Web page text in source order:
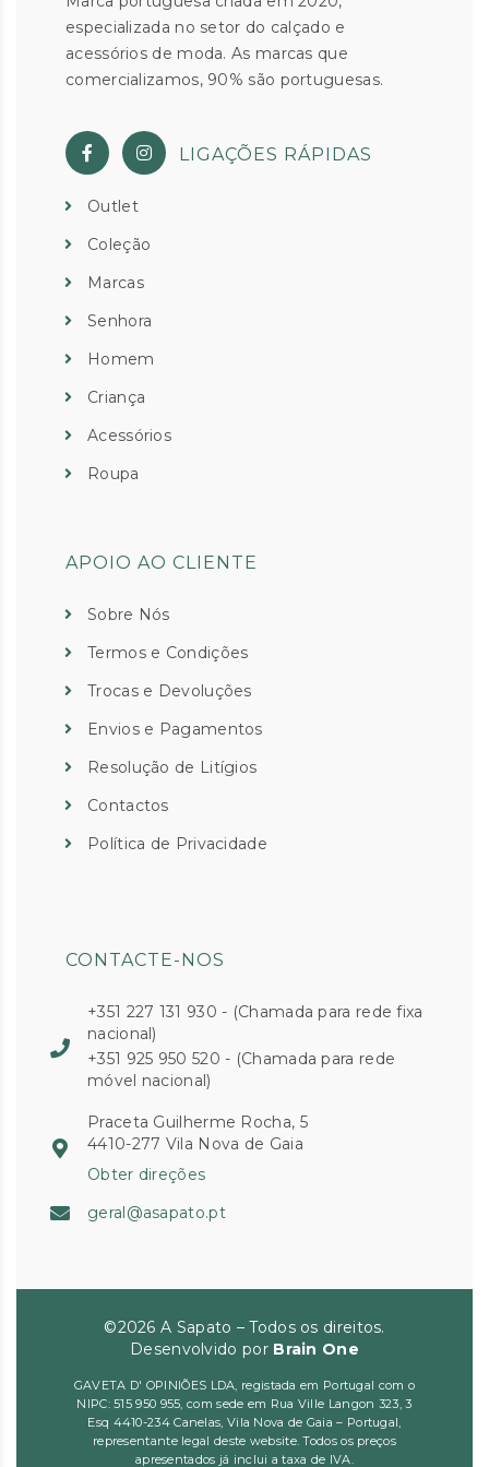
especializada no setor do calçado e
acessórios de moda. As marcas que
comercializamos, 90% são portuguesas.
LIGAÇÕES RÁPIDAS
Outlet
Coleção
Marcas
Senhora
Homem
Criança
Acessórios
Roupa
APOIO AO CLIENTE
Sobre Nós
Termos e Condições
Trocas e Devoluções
Envios e Pagamentos
Resolução de Litígios
Contactos
Política de Privacidade
CONTACTE-NOS
+351 227 131 930 - (Chamada para rede fixa
nacional)
+351 925 950 520 - (Chamada para rede
móvel nacional)
Praceta Guilherme Rocha, 5
4410-277 Vila Nova de Gaia
Obter direções
geral@asapato.pt
©2026 A Sapato – Todos os direitos.
Desenvolvido por Brain One
GAVETA D' OPINIÕES LDA, registada em Portugal com o
NIPC: 515 950 955, com sede em Rua Ville Langon 323, 3
Esq 4410-234 Canelas, Vila Nova de Gaia – Portugal,
representante legal deste website. Todos os preços
apresentados já inclui a taxa de IVA.